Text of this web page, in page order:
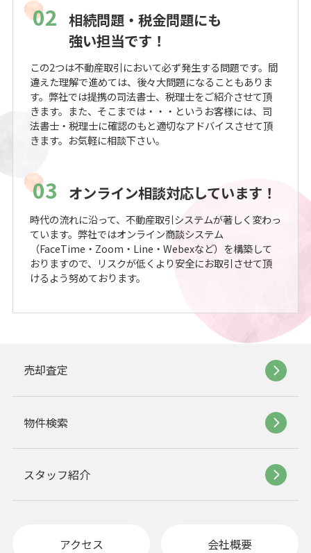
02 相続問題・税金問題にも
強い担当です！
この2つは不動産取引において必ず発生する問題です。間
違えた理解で進めては、後々大問題になることもありま
す。弊社では提携の司法書士、税理士をご紹介させて頂
きます。また、そこまでは・・・というお客様には、司
法書士・税理士に確認のもと適切なアドバイスさせて頂
きます。お気軽に相談下さい。
03 オンライン相談対応しています！
時代の流れに沿って、不動産取引システムが著しく変わっ
ています。弊社ではオンライン商談システム
（FaceTime・Zoom・Line・Webexなど）を構築して
おりますので、リスクが低くより安全にお取引させて頂
けるよう努めております。
売却査定
物件検索
スタッフ紹介
アクセス 会社概要